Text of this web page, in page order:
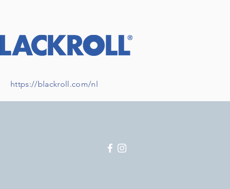
https://blackroll.com/nl